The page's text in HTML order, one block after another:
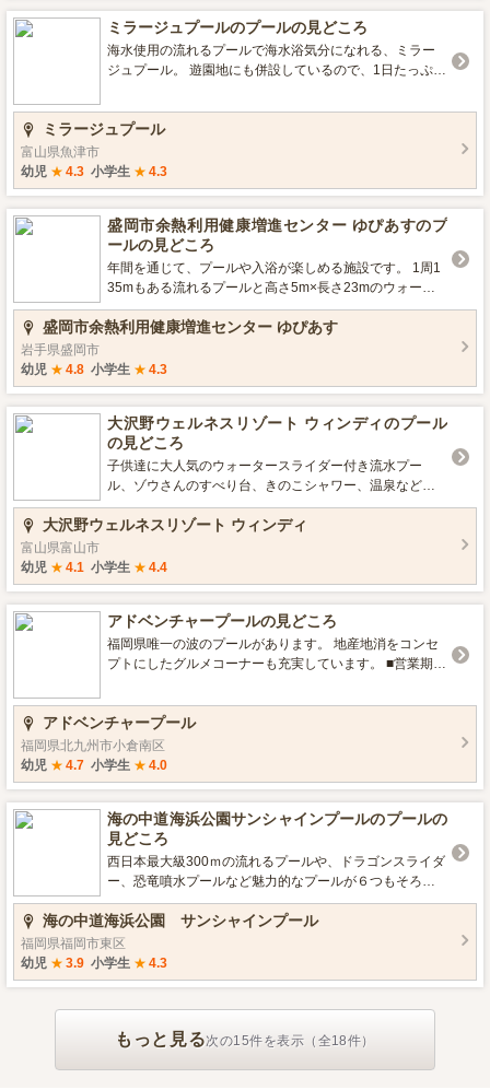
間／営業時間 9:00～20:00 ■プールの種類 屋内プールあ
り, 温水プールあり, 幼児用滑り台あり ■レンタルグッズ
ビート板 （プール特集2017 いこーよ編集部）
ミラージュプールのプールの見どころ
海水使用の流れるプールで海水浴気分になれる、ミラー
ジュプール。 遊園地にも併設しているので、1日たっぷり
日～9月3日 9:00～16:30 ■プールの種類 流れるプールあ
り, 幼児プールあり（未就学児まで）, ウォータースライ
（プール特集2017 いこーよ編集部）
ミラージュプール
富山県魚津市
幼児 ★ 4.3 小学生 ★ 4.3
盛岡市余熱利用健康増進センター ゆぴあすのプ
ールの見どころ
年間を通じて、プールや入浴が楽しめる施設です。 1周1
35mもある流れるプールと高さ5m×長さ23mのウォータ
ースライダーが3本もあります！ 幼児用にはすべり台と噴
水もあるので、小さな子供でも楽しめます。 ■営業期間／
の種類 流れるプール、幼児用プール、屋内プール、温水
プール、ウォータースライダーあり、幼児用滑り台あり ■
レンタルグッズ うきわ （プール特集2017 いこーよ編集
部）
盛岡市余熱利用健康増進センター ゆぴあす
岩手県盛岡市
幼児 ★ 4.8 小学生 ★ 4.3
大沢野ウェルネスリゾート ウィンディのプール
の見どころ
子供達に大人気のウォータースライダー付き流水プー
ル、ゾウさんのすべり台、きのこシャワー、温泉など設
備が充実しています。 夏期は、カブト虫ふれあい広場や
段ボール迷路、ドクターフィッシュ、卓球などたくさん
中／10：00～22：00 12月～3月および日曜・祝日は10：
00～21：00 ■プールの種類 流れるプールあり, 子供プー
ルあり, 屋内プールあり, 温水プールあり, ウォータースラ
イダーあり, 幼児用滑り台あり, 20ｍ直線プール3コース ■
レンタルグッズ 無料レンタル：ビート板 有料レンタル：
水着400円、浮き輪400円 （プール特集2017 いこーよ
大沢野ウェルネスリゾート ウィンディ
富山県富山市
幼児 ★ 4.1 小学生 ★ 4.4
アドベンチャープールの見どころ
福岡県唯一の波のプールがあります。 地産地消をコンセ
プトにしたグルメコーナーも充実しています。 ■営業期間
類 流れるプールあり, 波のでるプールあり, 幼児プールあ
り（未就学児まで）, ウォータースライダーあり（チュー
ブスライダー含む）, 幼児用滑り台あり （プール特集201
7 いこーよ編集部）
アドベンチャープール
福岡県北九州市小倉南区
幼児 ★ 4.7 小学生 ★ 4.0
海の中道海浜公園サンシャインプールのプールの
見どころ
西日本最大級300ｍの流れるプールや、ドラゴンスライダ
ー、恐竜噴水プールなど魅力的なプールが６つもそろい
ます。 夏休み期間中の週末は、人気のキャラクターショ
ーを開催します。 ■営業期間／営業時間 7月15日（土）～
17日（月祝）、7月22日（土）～8月31日（木）、9月2日
（土）3日（日）9：00～18：00（9月は17：00まで） ■
プールの種類 流れるプールあり, 幼児プールあり（未就学
ール特集2017 いこーよ編集部）
海の中道海浜公園 サンシャインプール
福岡県福岡市東区
幼児 ★ 3.9 小学生 ★ 4.3
もっと見る次の15件を表示（全18件）